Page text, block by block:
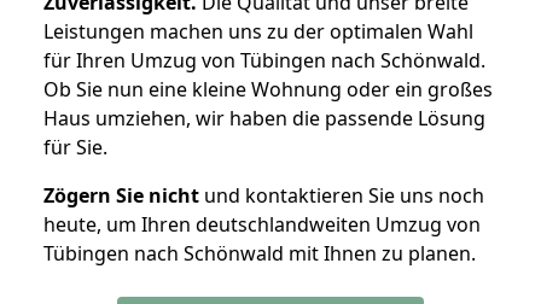
Leistungen machen uns zu der optimalen Wahl
für Ihren Umzug von Tübingen nach Schönwald.
Ob Sie nun eine kleine Wohnung oder ein großes
Haus umziehen, wir haben die passende Lösung
für Sie.
Zögern Sie nicht und kontaktieren Sie uns noch
heute, um Ihren deutschlandweiten Umzug von
Tübingen nach Schönwald mit Ihnen zu planen.